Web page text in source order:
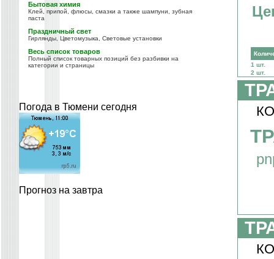
Бытовая химия
Клей, припой, флюсы, смазки а также шампуни, зубная
паста
Праздничный свет
Гирлянды, Цветомузыка, Световые установки
Весь список товаров
Полный список товарных позиций без разбивки на
категории и страницы
Погода в Тюмени сегодня
Прогноз на завтра
1 шт.
2 шт.